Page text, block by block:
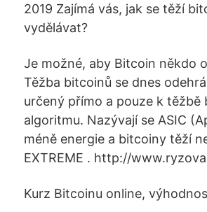
2019 Zajímá vás, jak se těží
vydělávat?
Je možné, aby Bitcoin někdo
Těžba bitcoinů se dnes
určený přímo a pouze k
algoritmu. Nazývají se ASIC
méně energie a bitcoiny těží
EXTREME . http://
Kurz Bitcoinu online,